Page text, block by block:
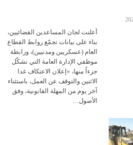
أعلنت لجان المساعدين القضائيين،
بناء على بيانات تجمّع روابط القطاع
العام (عسكريين ومدنيين)، ورابطة
موظفي الإدارة العامة التي نشكّل
جزءاً منها، «إعلان الاعتكاف غدا
الاثنين والتوقف عن العمل، باستثناء
آخر يوم من المهلة القانونية، وفق
الأصول…